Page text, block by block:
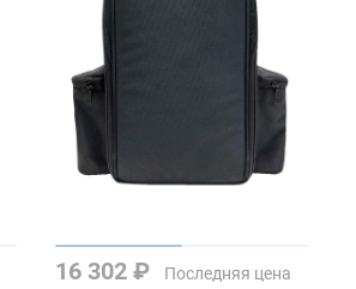
16 302 ₽ Последняя цена